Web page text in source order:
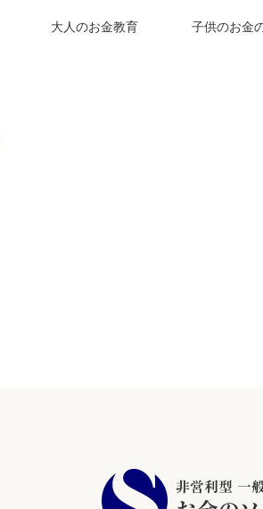
大人のお金教育 子供のお金